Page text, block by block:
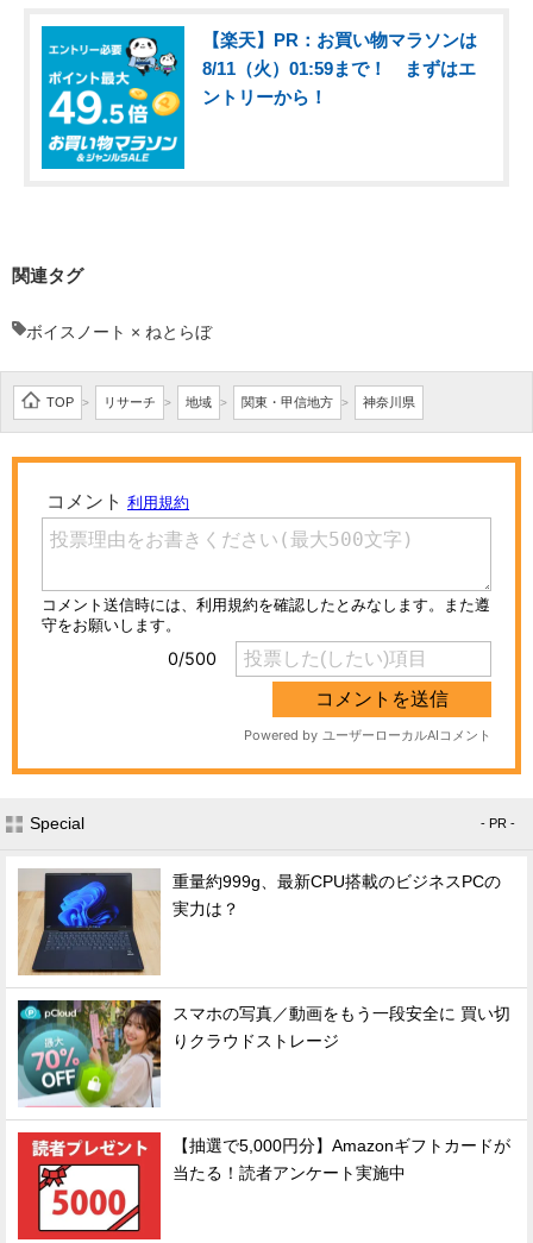
【楽天】PR：お買い物マラソンは
8/11（火）01:59まで！ まずはエ
ントリーから！
関連タグ
ボイスノート × ねとらぼ
TOP > リサーチ > 地域 > 関東・甲信地方 > 神奈川県
Special - PR -
重量約999g、最新CPU搭載のビジネスPCの
実力は？
スマホの写真／動画をもう一段安全に 買い切
りクラウドストレージ
【抽選で5,000円分】Amazonギフトカードが
当たる！読者アンケート実施中